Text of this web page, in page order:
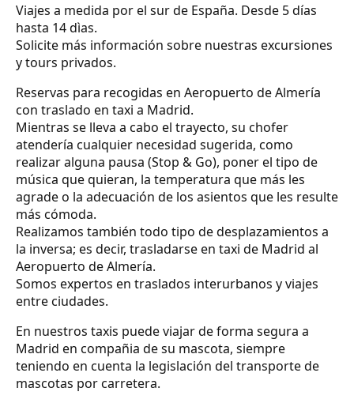
Viajes a medida por el sur de España. Desde 5 días
hasta 14 dìas.
Solicite más información sobre nuestras excursiones
y tours privados.
Reservas para recogidas en Aeropuerto de Almería
con traslado en taxi a Madrid.
Mientras se lleva a cabo el trayecto, su chofer
atendería cualquier necesidad sugerida, como
realizar alguna pausa (Stop & Go), poner el tipo de
música que quieran, la temperatura que más les
agrade o la adecuación de los asientos que les resulte
más cómoda.
Realizamos también todo tipo de desplazamientos a
la inversa; es decir, trasladarse en taxi de Madrid al
Aeropuerto de Almería.
Somos expertos en traslados interurbanos y viajes
entre ciudades.
En nuestros taxis puede viajar de forma segura a
Madrid en compañia de su mascota, siempre
teniendo en cuenta la legislación del transporte de
mascotas por carretera.